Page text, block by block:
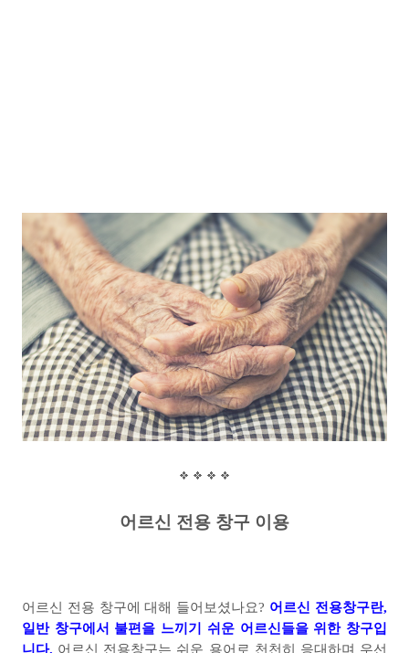
어르신 전용 창구 이용
어르신 전용 창구에 대해 들어보셨나요? 어르신 전용창구란,
일반 창구에서 불편을 느끼기 쉬운 어르신들을 위한 창구입
니다. 어르신 전용창구는 쉬운 용어로 천천히 응대하며 우선